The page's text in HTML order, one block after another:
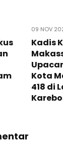
09 NOV
Kadis
Kota
418 di